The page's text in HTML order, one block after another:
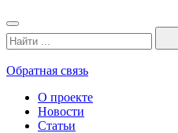
Обратная связь
О проекте
Новости
Статьи